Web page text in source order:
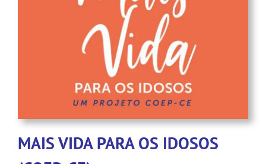
MAIS VIDA PARA OS IDOSOS